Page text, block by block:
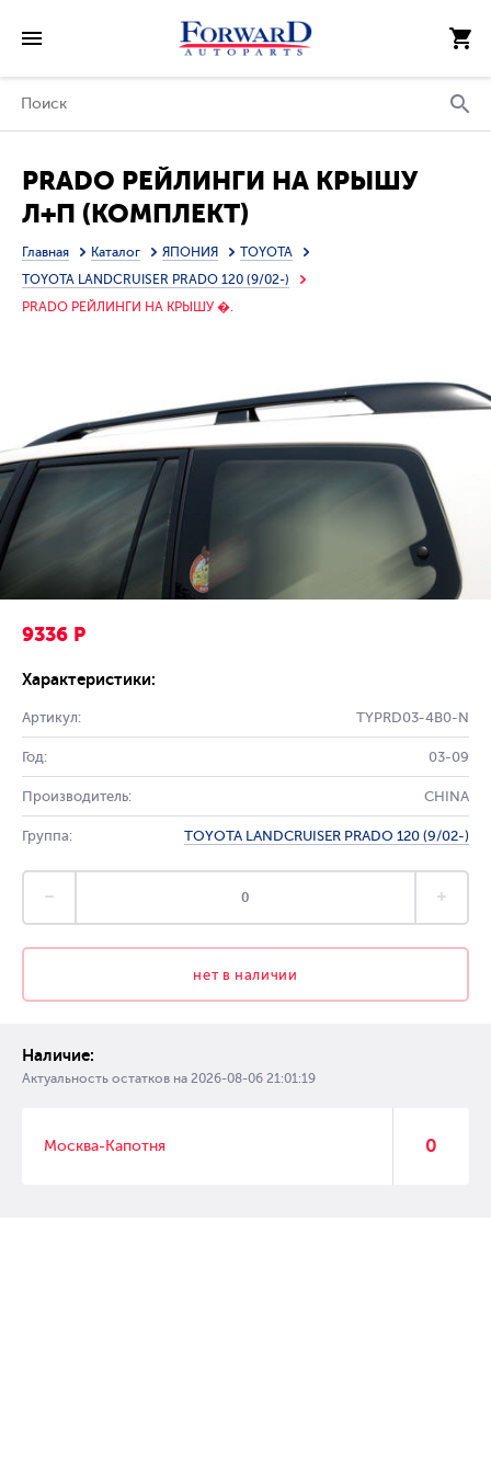
PRADO РЕЙЛИНГИ НА КРЫШУ
Л+П (КОМПЛЕКТ)
Главная Каталог ЯПОНИЯ
TOYOTA
TOYOTA LANDCRUISER PRADO 120 (9/02-)
PRADO РЕЙЛИНГИ НА КРЫШУ �.
9336 Р
Характеристики:
Артикул: TYPRD03-4B0-N
Год: 03-09
Производитель: CHINA
Группа: TOYOTA LANDCRUISER PRADO 120 (9/02-)
нет в наличии
Наличие:
Актуальность остатков на 2026-08-06 21:01:19
Москва-Капотня 0